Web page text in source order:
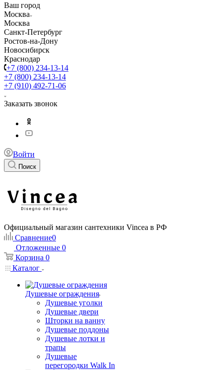
Ваш город
Москва
Москва
Санкт-Петербург
Ростов-на-Дону
Новосибирск
Краснодар
+7 (800) 234-13-14
+7 (800) 234-13-14
+7 (910) 492-71-06
Заказать звонок
Войти
Поиск
Официальный магазин сантехники Vincea в РФ
Сравнение0
Отложенные 0
Корзина 0
Каталог
Душевые ограждения
Душевые уголки
Душевые двери
Шторки на ванну
Душевые поддоны
Душевые лотки и
трапы
Душевые
перегородки Walk In